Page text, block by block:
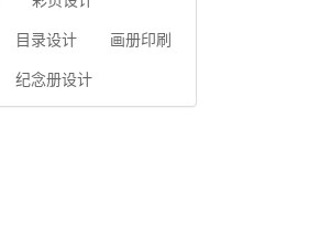
目录设计 画册印刷
纪念册设计